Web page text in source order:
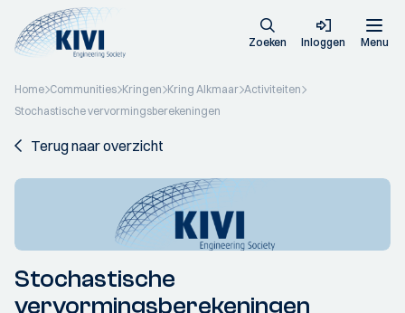
Zoeken Inloggen Menu
Home Communities Kringen Kring Alkmaar Activiteiten
Stochastische vervormingsberekeningen
Terug naar overzicht
Stochastische
vervormingsberekeningen